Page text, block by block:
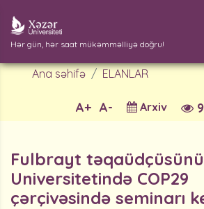
Hər gün, hər saat mükəmməlliyə doğru!
Ana səhifə ELANLAR
Arxiv
A-
A+
Fulbrayt
Universitetində COP29
çərçivəsində seminarı